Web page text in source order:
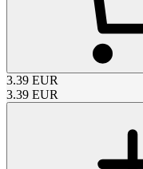
3.39 EUR
3.39 EUR